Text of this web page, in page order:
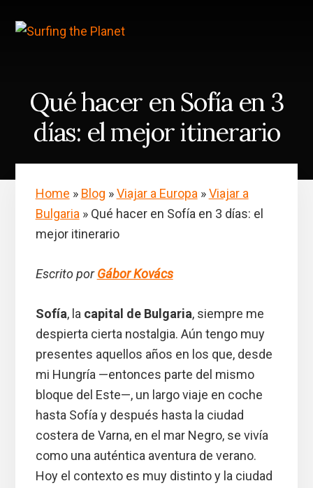
content
Qué hacer en Sofía en 3
días: el mejor itinerario
Home » Blog »Viajar a Europa»Viajar a
Bulgaria» Qué hacer en Sofía en 3 días: el
mejor itinerario
Escrito porGábor Kovács
Sofía, la capital de Bulgaria, siempre me
despierta cierta nostalgia. Aún tengo muy
presentes aquellos años en los que, desde
mi Hungría —entonces parte del mismo
bloque del Este—, un largo viaje en coche
hasta Sofía y después hasta la ciudad
costera de Varna, en el mar Negro, se vivía
como una auténtica aventura de verano.
Hoy el contexto es muy distinto y la ciudad